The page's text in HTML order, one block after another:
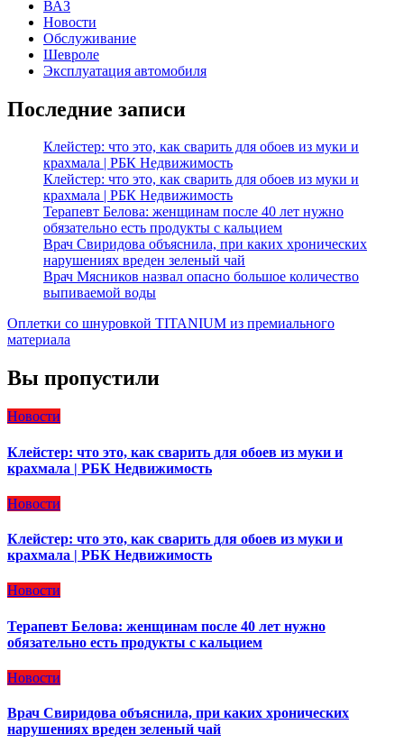
ВАЗ
Новости
Обслуживание
Шевроле
Эксплуатация автомобиля
Последние записи
Клейстер: что это, как сварить для обоев из муки и
крахмала | РБК Недвижимость
Клейстер: что это, как сварить для обоев из муки и
крахмала | РБК Недвижимость
Терапевт Белова: женщинам после 40 лет нужно
обязательно есть продукты с кальцием
Врач Свиридова объяснила, при каких хронических
нарушениях вреден зеленый чай
Врач Мясников назвал опасно большое количество
выпиваемой воды
Оплетки со шнуровкой TITANIUM из премиального
материала
Вы пропустили
Новости
Клейстер: что это, как сварить для обоев из муки и
крахмала | РБК Недвижимость
Новости
Клейстер: что это, как сварить для обоев из муки и
крахмала | РБК Недвижимость
Новости
Терапевт Белова: женщинам после 40 лет нужно
обязательно есть продукты с кальцием
Новости
Врач Свиридова объяснила, при каких хронических
нарушениях вреден зеленый чай